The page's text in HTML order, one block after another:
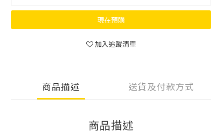
現在預購
加入追蹤清單
商品描述 送貨及付款方式
商品描述